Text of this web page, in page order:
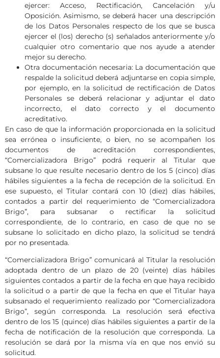
ejercer: Acceso, Rectificación, Cancelación y/u
Oposición. Asimismo, se deberá hacer una descripción
de los Datos Personales respecto de los que se busca
ejercer el (los) derecho (s) señalados anteriormente y/o
cualquier otro comentario que nos ayude a atender
mejor su derecho.
Otra documentación necesaria: La documentación que
respalde la solicitud deberá adjuntarse en copia simple,
por ejemplo, en la solicitud de rectificación de Datos
Personales se deberá relacionar y adjuntar el dato
incorrecto, el dato correcto y el documento
acreditativo.
En caso de que la información proporcionada en la solicitud
sea errónea o insuficiente, o bien, no se acompañen los
documentos de acreditación correspondientes,
“Comercializadora Brigo” podrá requerir al Titular que
subsane lo que resulte necesario dentro de los 5 (cinco) días
hábiles siguientes a la fecha de recepción de la solicitud. En
ese supuesto, el Titular contará con 10 (diez) días hábiles,
contados a partir del requerimiento de “Comercializadora
Brigo”, para subsanar o rectificar la solicitud
correspondiente, de lo contrario, en caso de que no se
subsane lo solicitado en dicho plazo, la solicitud se tendrá
por no presentada.
“Comercializadora Brigo” comunicará al Titular la resolución
adoptada dentro de un plazo de 20 (veinte) días hábiles
siguientes contados a partir de la fecha en que haya recibido
la solicitud o a partir de que la fecha en que el Titular haya
subsanado el requerimiento realizado por “Comercializadora
Brigo”, según corresponda. La resolución será efectiva
dentro de los 15 (quince) días hábiles siguientes a partir de la
fecha de notificación de la resolución que corresponda. La
resolución se dará por la misma vía en que nos envió su
solicitud.